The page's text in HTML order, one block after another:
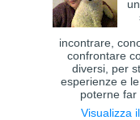
incontrare,
confrontare
diversi, per
esperienze e
poterne far
Visualizza